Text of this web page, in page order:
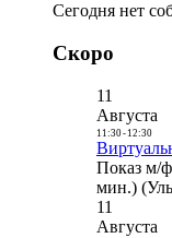
Сегодня нет
Скоро
11
Августа
11:30- 12:30
Показ м/
мин.)
11
Августа